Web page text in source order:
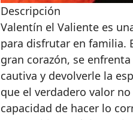
Descripción
Valentín el Valiente es
para disfrutar en familia.
gran corazón, se
cautiva y devolverle la
que el verdadero valor
capacidad de hacer lo